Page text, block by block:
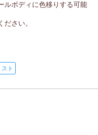
ルボディに色移りする可能
さい。
ト